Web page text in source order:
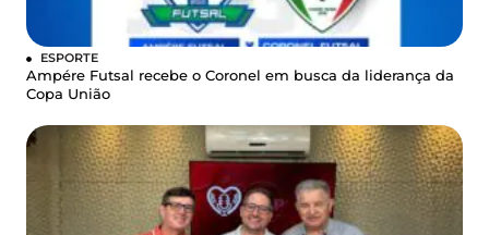
ESPORTE
Ampére Futsal recebe o Coronel em busca da liderança da
Copa União